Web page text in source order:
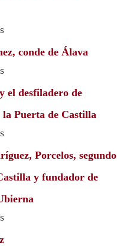
conde de Álava
el desfiladero de
la Puerta de Castilla
Porcelos, segundo
y fundador de